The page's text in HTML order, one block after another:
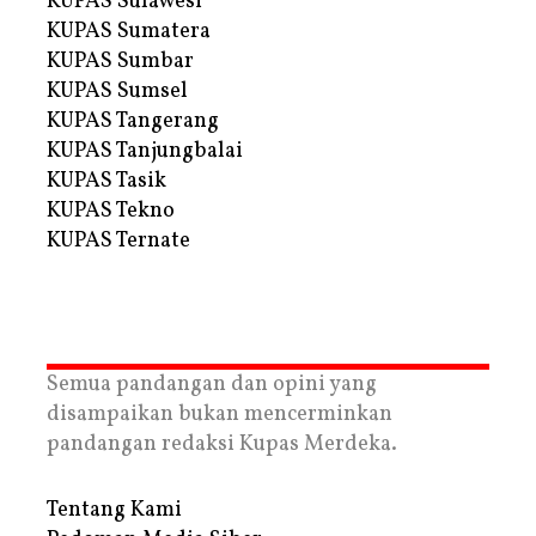
KUPAS Sumatera
KUPAS Sumbar
KUPAS Sumsel
KUPAS Tangerang
KUPAS Tanjungbalai
KUPAS Tasik
KUPAS Tekno
KUPAS Ternate
Semua pandangan dan opini yang
disampaikan bukan mencerminkan
pandangan redaksi Kupas Merdeka.
Tentang Kami